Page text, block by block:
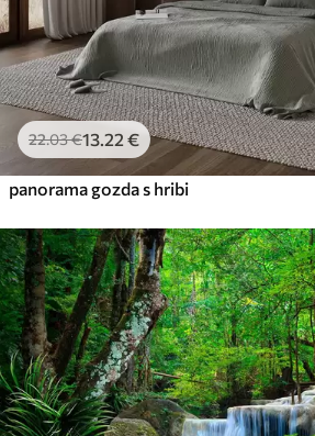
22.03€13.22 €
panorama gozda s hribi